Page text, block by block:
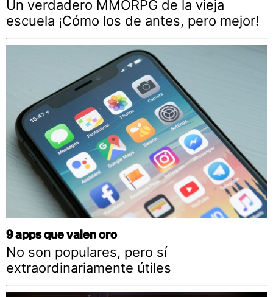
Un verdadero MMORPG de la vieja
escuela ¡Cómo los de antes, pero mejor!
9 apps que valen oro
No son populares, pero sí
extraordinariamente útiles